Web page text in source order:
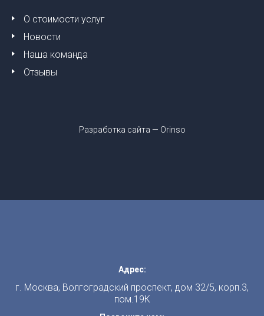
О стоимости услуг
Новости
Наша команда
Отзывы
Разработка сайта — Orinso
Адрес:
г. Москва, Волгоградский проспект, дом 32/5, корп.3,
пом.19К